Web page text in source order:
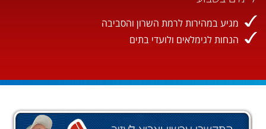
מגיע במהירות לרמת השרון והסביבה
הנחות לגימלאים ולועדי בתים